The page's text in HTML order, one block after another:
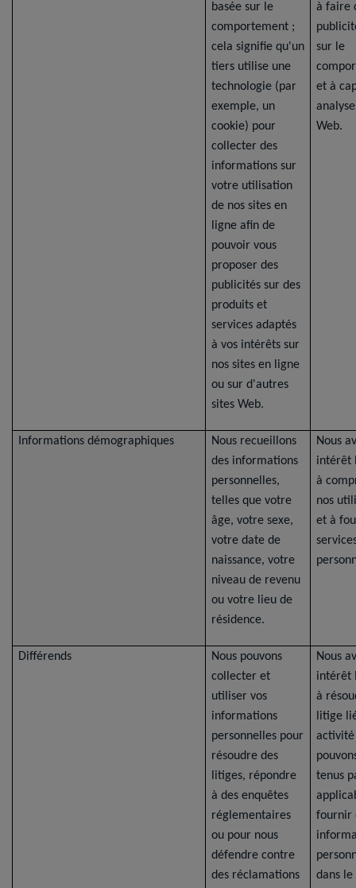
basée sur le
comportement ;
cela signifie qu'un
tiers utilise une
technologie (par
exemple, un
cookie) pour
collecter des
informations sur
votre utilisation
de nos sites en
ligne afin de
pouvoir vous
proposer des
publicités sur des
produits et
services adaptés
à vos intérêts sur
nos sites en ligne
ou sur d'autres
sites Web.
à faire
sur le
et à
Web.
Informations démographiques
Nous recueillons
des informations
personnelles,
telles que votre
âge, votre sexe,
votre date de
naissance, votre
niveau de revenu
ou votre lieu de
résidence.
Nous
intérêt
à
nos
et à
Différends
Nous pouvons
collecter et
utiliser vos
informations
personnelles pour
résoudre des
litiges, répondre
à des enquêtes
réglementaires
ou pour nous
défendre contre
des réclamations
Nous
intérêt
à
litige
activité
tenus
fournir
dans